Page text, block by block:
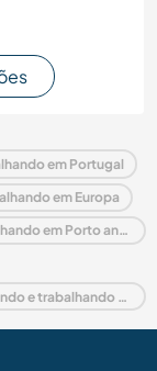
em Portugal
em Europa
Férias em casas de família, voluntariando e trabalhando em Porto and North
Última hora Férias em casas de família, voluntariando e trabalhando em Portugal